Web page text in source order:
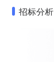
招标分析